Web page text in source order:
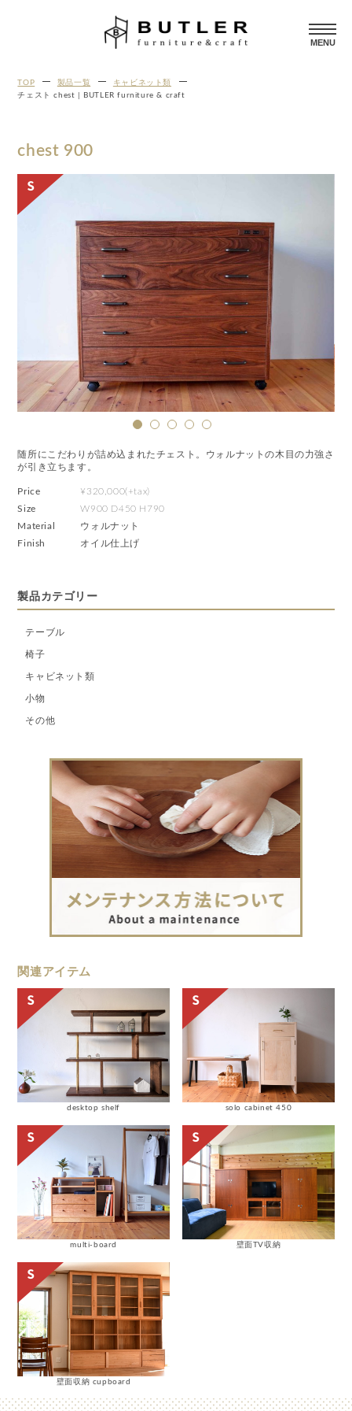
MENU
TOP 製品一覧
キャビネット類
チェスト chest | BUTLER furniture & craft
chest 900
随所にこだわりが詰め込まれたチェスト。ウォルナットの木目の力強さ
が引き立ちます。
Price
¥320,000(+tax)
Size
W900 D450 H790
Material
ウォルナット
Finish
オイル仕上げ
製品カテゴリー
テーブル
椅子
キャビネット類
小物
その他
関連アイテム
desktop shelf solo cabinet 450
multi-board 壁面TV収納
壁面収納 cupboard